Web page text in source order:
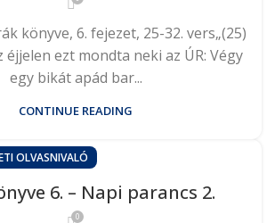
könyve, 6. fejezet, 25-32. vers„(25)
éjjelen ezt mondta neki az ÚR: Végy
egy bikát apád bar...
CONTINUE READING
OLVASNIVALÓ
6. – Napi parancs 2.
0